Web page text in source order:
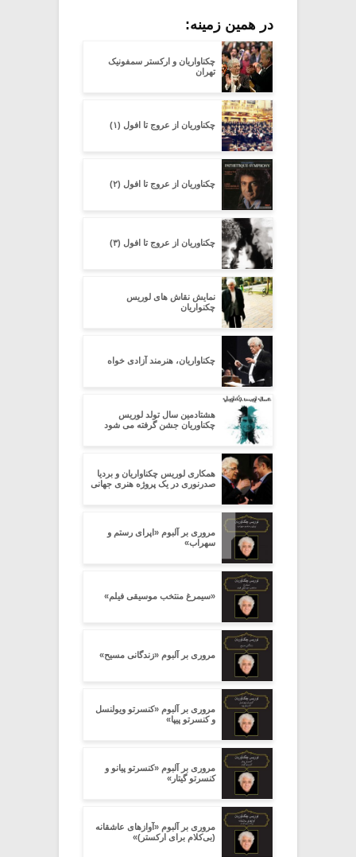
در همین زمینه:
چکناواریان و ارکستر سمفونیک
تهران
چکناوریان از عروج تا افول (۱)
چکناوریان از عروج تا افول (۲)
چکناوریان از عروج تا افول (۳)
نمایش نقاش های لوریس
چکنواریان
چکناواریان، هنرمند آزادی خواه
هشتادمین سال تولد لوریس
چکناوریان جشن گرفته می شود
همکاری لوریس چکناواریان و بردیا
صدرنوری در یک پروژه هنری جهانی
مروری بر آلبوم «اپرای رستم و
سهراب»
«سیمرغ منتخب موسیقی فیلم»
مروری بر آلبوم «زندگانی مسیح»
مروری بر آلبوم «کنسرتو ویولنسل
و کنسرتو پیپا»
مروری بر آلبوم «کنسرتو پیانو و
کنسرتو گیتار»
مروری بر آلبوم «آوازهای عاشقانه
(بی‌کلام برای ارکستر)»